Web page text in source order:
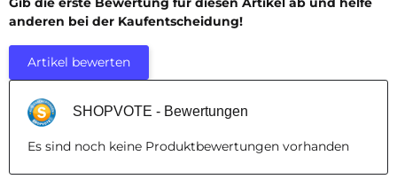
anderen bei der Kaufentscheidung!
Artikel bewerten
SHOPVOTE - Bewertungen
Es sind noch keine Produktbewertungen vorhanden